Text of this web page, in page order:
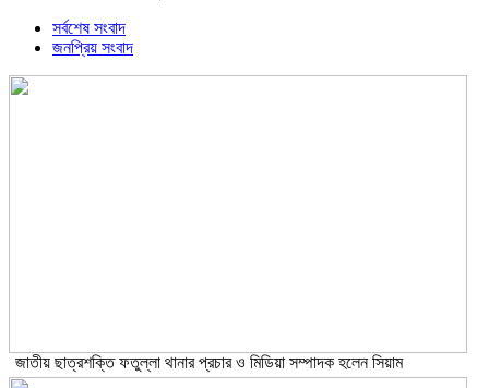
সর্বশেষ সংবাদ
জনপ্রিয় সংবাদ
জাতীয় ছাত্রশক্তি ফতুল্লা থানার প্রচার ও মিডিয়া সম্পাদক হলেন সিয়াম